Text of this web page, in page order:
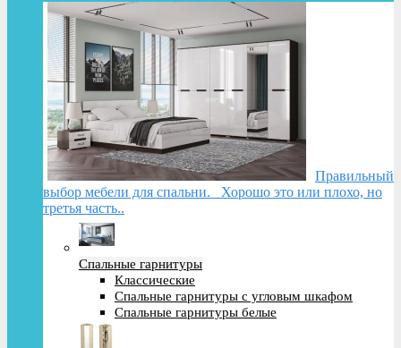
Правильный
выбор мебели для спальни. Хорошо это или плохо, но
третья часть..
Спальные гарнитуры
Классические
Спальные гарнитуры с угловым шкафом
Спальные гарнитуры белые